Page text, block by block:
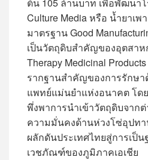
ต้น 105 ล้านบาท เพื่อพัฒนา
Culture Media หรือ น้ำยาเพ
มาตรฐาน Good
เป็นวัตถุดิบสำคัญของอุตสาห
Therapy Medicinal
รากฐานสำคัญของการรักษา
แพทย์แม่นยำแห่งอนาคต โด
พึ่งพาการนำเข้าวัตถุดิบจากต่
ความมั่นคงด้านห่วงโซ่อุปท
ผลักดันประเทศไทยสู่การเป็
เวชภัณฑ์ของภูมิภาคเอเชีย